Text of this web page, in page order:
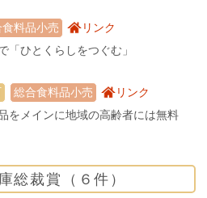
料品小売
リンク
「ひとくらしをつぐむ」
総合食料品小売
リンク
をメインに地域の高齢者には無料
総裁賞（６件）